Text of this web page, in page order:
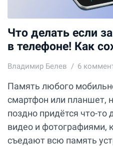
Что делать если
в телефоне! Как
Владимир Белев 6
Память любого
смартфон или планшет,
поздно придётся что-то
видео и фотографиями,
съедают всю память